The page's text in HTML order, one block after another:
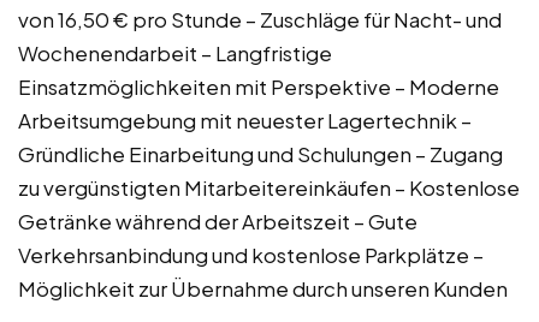
von 16,50 € pro Stunde – Zuschläge für Nacht- und
Wochenendarbeit – Langfristige
Einsatzmöglichkeiten mit Perspektive – Moderne
Arbeitsumgebung mit neuester Lagertechnik –
Gründliche Einarbeitung und Schulungen – Zugang
zu vergünstigten Mitarbeitereinkäufen – Kostenlose
Getränke während der Arbeitszeit – Gute
Verkehrsanbindung und kostenlose Parkplätze –
Möglichkeit zur Übernahme durch unseren Kunden